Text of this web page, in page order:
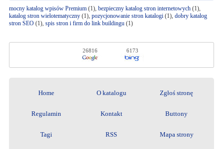
mocny katalog wpisów Premium(1), bezpieczny katalog stron internetowych(1),
katalog stron wielotematyczny(1), pozycjonowanie stron katalogi(1), dobry katalog
stron SEO(1), spis stron i firm do link buildingu(1)
26816 6173
Home O katalogu Zgłoś stronę
Regulamin Kontakt Buttony
Tagi RSS Mapa strony